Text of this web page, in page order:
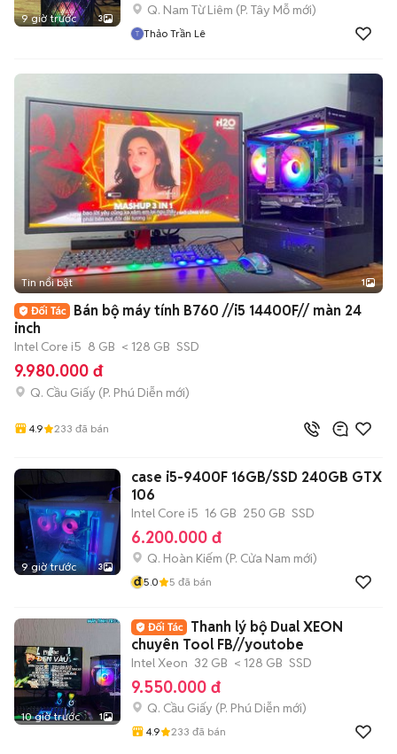
9 giờ trước 3
Q. Nam Từ Liêm (P. Tây Mỗ mới)
Thảo Trần Lê
Tin nổi bật 1
Bán bộ máy tính B760 //i5 14400F// màn 24
inch
Intel Core i5 8 GB < 128 GB SSD
9.980.000 đ
Q. Cầu Giấy (P. Phú Diễn mới)
4.9 233 đã bán
9 giờ trước 3
case i5-9400F 16GB/SSD 240GB GTX
106
Intel Core i5 16 GB 250 GB SSD
6.200.000 đ
Q. Hoàn Kiếm (P. Cửa Nam mới)
đ5.0 5 đã bán
10 giờ trước 1
Thanh lý bộ Dual XEON
chuyên Tool FB//youtobe
Intel Xeon 32 GB < 128 GB SSD
9.550.000 đ
Q. Cầu Giấy (P. Phú Diễn mới)
4.9 233 đã bán